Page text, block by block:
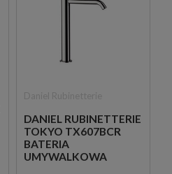
DANIEL RUBINETTERIE
TOKYO TX607BCR
BATERIA
UMYWALKOWA